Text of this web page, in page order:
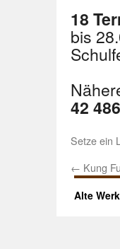
18
bis
42 486
Setze ein
← Kung
Alte